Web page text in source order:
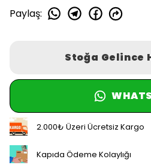
Paylaş:
Stoğa Gelince
2.000₺ Üzeri Ücretsiz Kargo
Kapıda Ödeme Kolaylığı